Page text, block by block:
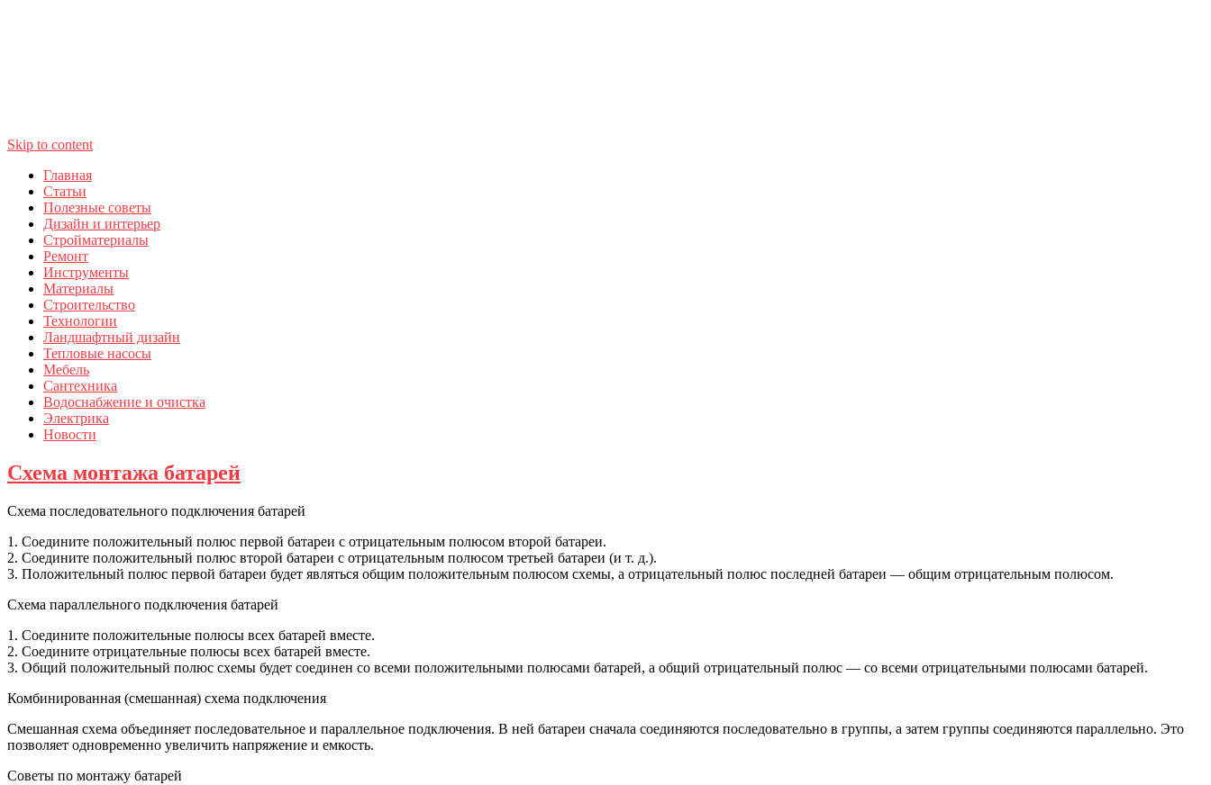
Skip to content
Главная
Статьи
Полезные советы
Дизайн и интерьер
Стройматериалы
Ремонт
Инструменты
Материалы
Строительство
Технологии
Ландшафтный дизайн
Тепловые насосы
Мебель
Сантехника
Водоснабжение и очистка
Электрика
Новости
Схема монтажа батарей
Схема последовательного подключения батарей
1. Соедините положительный полюс первой батареи с отрицательным полюсом второй батареи.
2. Соедините положительный полюс второй батареи с отрицательным полюсом третьей батареи (и т. д.).
3. Положительный полюс первой батареи будет являться общим положительным полюсом схемы, а отрицательный полюс последней батареи — общим отрицательным полюсом.
Схема параллельного подключения батарей
1. Соедините положительные полюсы всех батарей вместе.
2. Соедините отрицательные полюсы всех батарей вместе.
3. Общий положительный полюс схемы будет соединен со всеми положительными полюсами батарей, а общий отрицательный полюс — со всеми отрицательными полюсами батарей.
Комбинированная (смешанная) схема подключения
Смешанная схема объединяет последовательное и параллельное подключения. В ней батареи сначала соединяются последовательно в группы, а затем группы соединяются параллельно. Это
позволяет одновременно увеличить напряжение и емкость.
Советы по монтажу батарей